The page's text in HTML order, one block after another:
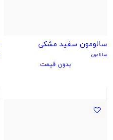
سالومون سفید مشکی
سالامون
بدون قیمت